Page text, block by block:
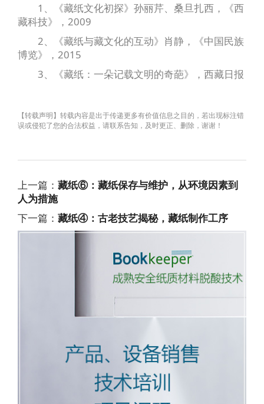
1、《藏纸文化初探》孙丽芹、桑旦扎西，《西
藏科技》，2009
2、《藏纸与藏文化的互动》肖静，《中国民族
博览》，2015
3、《藏纸：一朵记载文明的奇葩》，西藏日报
【转载声明】转载内容是出于传递更多有价值信息之目的，若出现标注错
误或侵犯了您的合法权益，请联系告知，及时更正、删除，谢谢！
上一篇： 藏纸⑥：藏纸保存与维护，从环境因素到
人为措施
下一篇： 藏纸④：古老技艺揭秘，藏纸制作工序